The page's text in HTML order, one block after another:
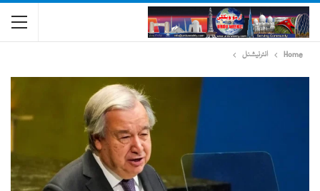
Home انٹرنیشنل